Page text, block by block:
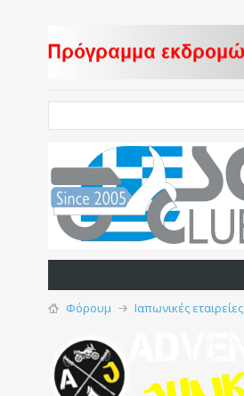
Φόρουμ Ιαπωνικές εταιρείες